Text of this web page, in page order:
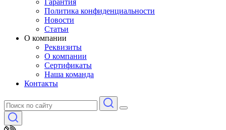
Гарантия
Политика конфиденциальности
Новости
Статьи
О компании
Реквизиты
О компании
Сертификаты
Наша команда
Контакты